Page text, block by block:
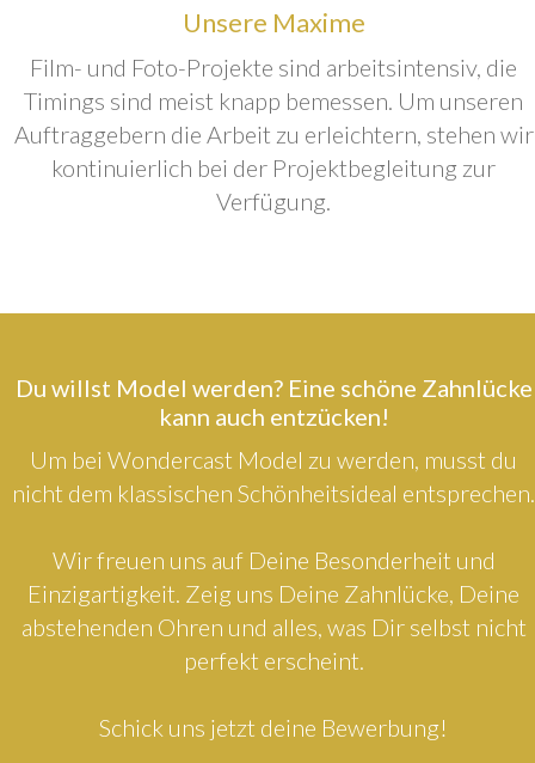
Unsere Maxime
Film- und Foto-Projekte sind arbeitsintensiv, die
Timings sind meist knapp bemessen. Um unseren
Auftraggebern die Arbeit zu erleichtern, stehen wir
kontinuierlich bei der Projektbegleitung zur
Verfügung.
Du willst Model werden? Eine schöne Zahnlücke
kann auch entzücken!
Um bei Wondercast Model zu werden, musst du
nicht dem klassischen Schönheitsideal entsprechen.
Wir freuen uns auf Deine Besonderheit und
Einzigartigkeit. Zeig uns Deine Zahnlücke, Deine
abstehenden Ohren und alles, was Dir selbst nicht
perfekt erscheint.
Schick uns jetzt deine Bewerbung!